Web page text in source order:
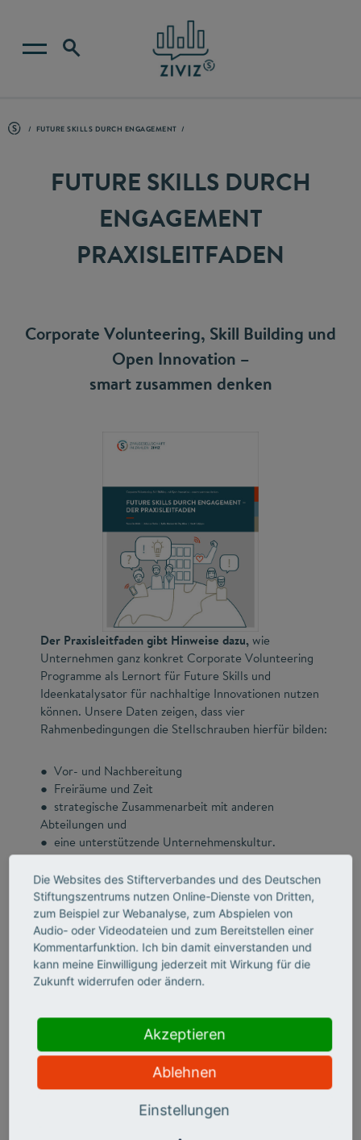
FUTURE SKILLS DURCH ENGAGEMENT
FUTURE SKILLS DURCH
ENGAGEMENT
PRAXISLEITFADEN
Corporate Volunteering, Skill Building und
Open Innovation –
smart zusammen denken
Der Praxisleitfaden gibt Hinweise dazu,wie
Unternehmen ganz konkret Corporate Volunteering
Programme als Lernort für Future Skills und
Ideenkatalysator für nachhaltige Innovationen nutzen
können. Unsere Daten zeigen, dass vier
Rahmenbedingungen die Stellschrauben hierfür bilden:
● Vor- und Nachbereitung
● Freiräume und Zeit
● strategische Zusammenarbeit mit anderen
Abteilungen und
● eine unterstützende Unternehmenskultur.
Neben Praxistipps und Praxisbeispielen enthält der
Praxisleitfaden Hinweise zu weiterführenden Materialien
zum Thema, zum Beispiel zum Workshop-Kit "Collaborate
for Impact" und spannenden Podcasts.
Die Websites des Stifterverbandes und des Deutschen
Stiftungszentrums nutzen Online-Dienste von Dritten,
zum Beispiel zur Webanalyse, zum Abspielen von
Audio- oder Videodateien und zum Bereitstellen einer
Kommentarfunktion. Ich bin damit einverstanden und
kann meine Einwilligung jederzeit mit Wirkung für die
Zukunft widerrufen oder ändern.
Akzeptieren
Ablehnen
Einstellungen